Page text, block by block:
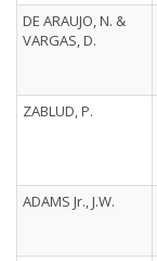
DE ARAUJO, N. &
VARGAS, D.
ZABLUD, P.
ADAMS Jr., J.W.